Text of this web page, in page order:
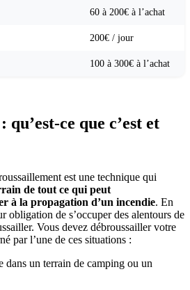
60 à 200€ à l’achat
200€ / jour
100 à 300€ à l’achat
ce que c’est et
est une technique qui
de tout ce qui peut
à la propagation d’un incendie. En
obligation de s’occuper des alentours de
Vous devez débroussailler votre
par l’une de ces situations :
dans un terrain de camping ou un